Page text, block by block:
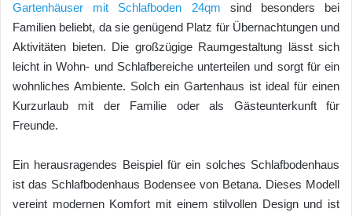
Gartenhäuser mit Schlafboden 24qm sind besonders bei
Familien beliebt, da sie genügend Platz für Übernachtungen und
Aktivitäten bieten. Die großzügige Raumgestaltung lässt sich
leicht in Wohn- und Schlafbereiche unterteilen und sorgt für ein
wohnliches Ambiente. Solch ein Gartenhaus ist ideal für einen
Kurzurlaub mit der Familie oder als Gästeunterkunft für
Freunde.
Ein herausragendes Beispiel für ein solches Schlafbodenhaus
ist das Schlafbodenhaus Bodensee von Betana. Dieses Modell
vereint modernen Komfort mit einem stilvollen Design und ist